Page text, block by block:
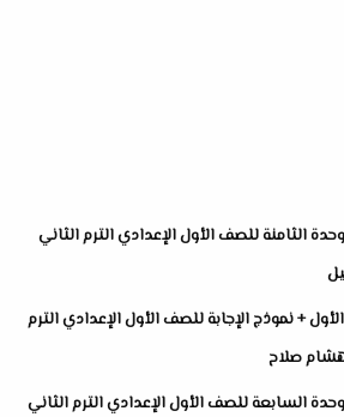
الثامنة للصف الأول الإعدادي الترم الثاني
+ نموذج الإجابة للصف الأول الإعدادي الترم
السابعة للصف الأول الإعدادي الترم الثاني